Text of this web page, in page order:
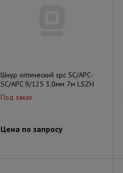
Шнур оптический spc SC/APC-
SC/APC 9/125 3.0мм 7м LSZH
Под заказ
Цена по запросу